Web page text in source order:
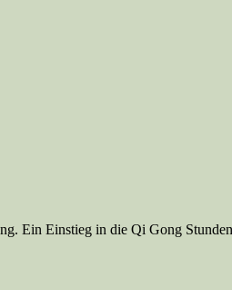
Ein Einstieg in die Qi Gong